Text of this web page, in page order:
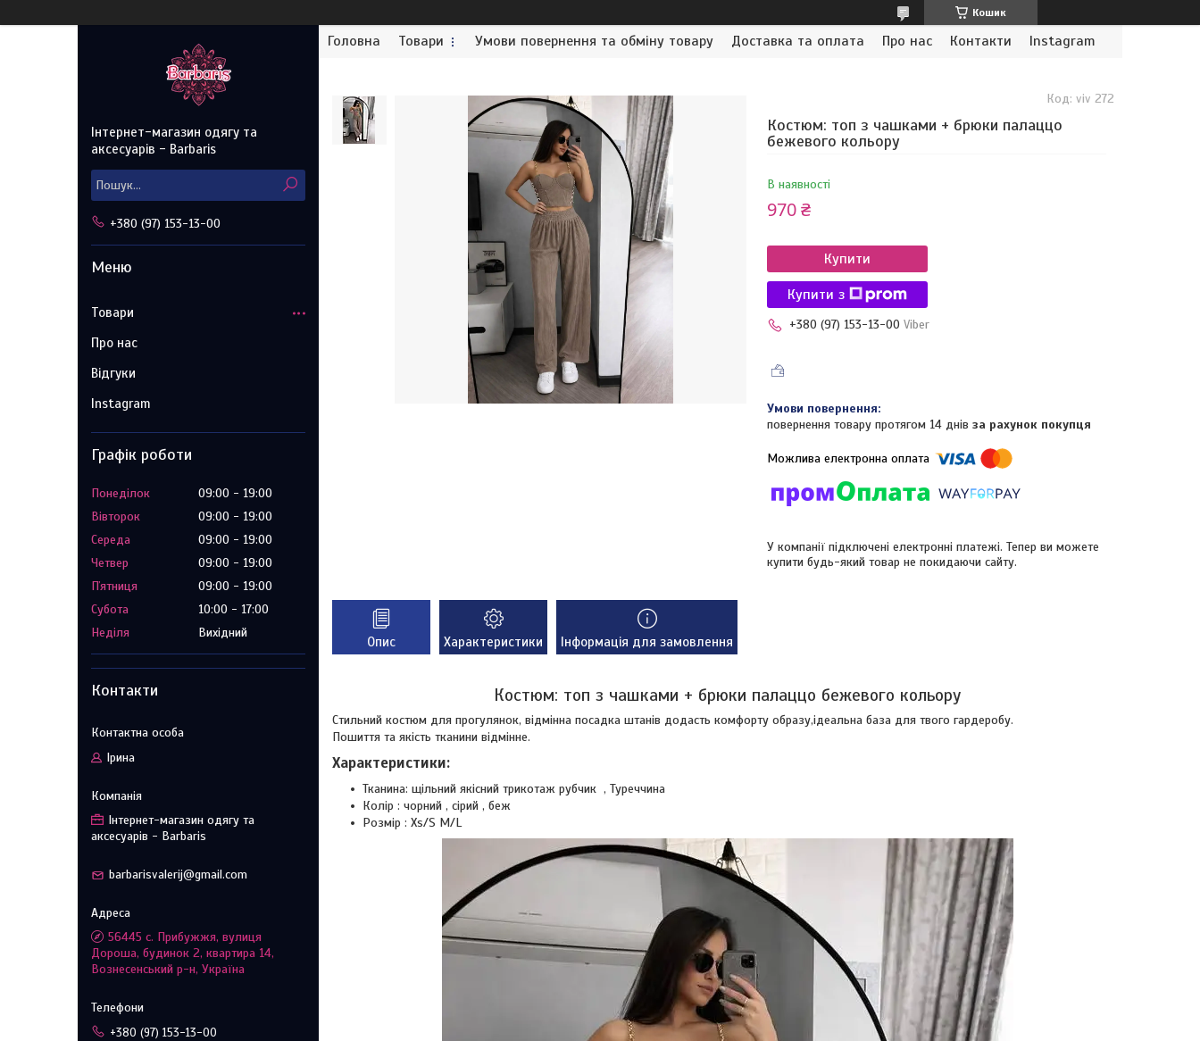
Кошик
Головна Товари Умови повернення та обміну товару Доставка та оплата Про нас Контакти Instagram
Костюм: топ з чашками + брюки палаццо
бежевого кольору
В наявності
Код:viv 272
970 ₴
Купити
Купити з
+380 (97) 153-13-00 Viber
повернення товару протягом 14 днів за рахунок покупця
У компанії підключені електронні платежі. Тепер ви можете
купити будь-який товар не покидаючи сайту.
Опис Характеристики Інформація для замовлення
Костюм: топ з чашками + брюки палаццо бежевого кольору
Стильний костюм для прогулянок, відмінна посадка штанів додасть комфорту образу,ідеальна база для твого гардеробу.
Пошиття та якість тканини відмінне.
Характеристики:
Тканина: щільний якісний трикотаж рубчик , Туреччина
Колір : чорний , сірий , беж
Розмір : Xs/S M/L
Інтернет-магазин одягу та
аксесуарів - Barbaris
+380 (97) 153-13-00
Товари
Про нас
Відгуки
Instagram
Графік роботи
Понеділок 09:00
19:00
Вівторок
09:00
19:00
Середа
09:00
19:00
Четвер
09:00
19:00
Пʼятниця
09:00
19:00
Субота
10:00
17:00
Неділя
Вихідний
Контакти
Ірина
Інтернет-магазин одягу та
аксесуарів - Barbaris
barbarisvalerij@gmail.com
56445 с. Прибужжя, вулиця
Дороша, будинок 2, квартира 14,
Вознесенський р-н, Україна
+380 (97) 153-13-00